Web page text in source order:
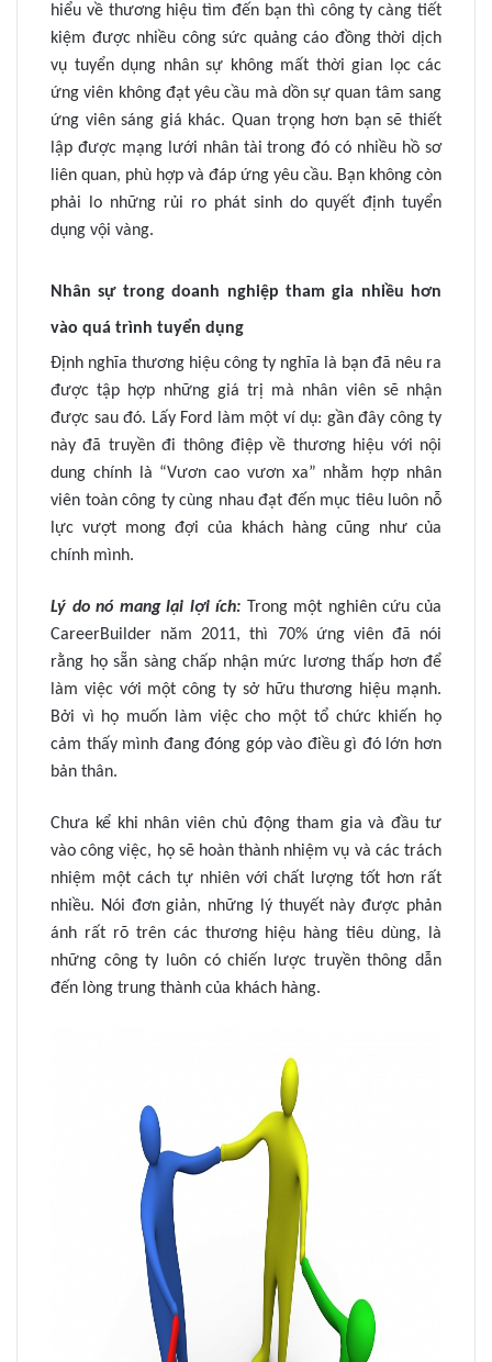
hiểu về thương hiệu tìm đến bạn thì công ty càng tiết
kiệm được nhiều công sức quảng cáo đồng thời dịch
vụ tuyển dụng nhân sự không mất thời gian lọc các
ứng viên không đạt yêu cầu mà dồn sự quan tâm sang
ứng viên sáng giá khác. Quan trọng hơn bạn sẽ thiết
lập được mạng lưới nhân tài trong đó có nhiều hồ sơ
liên quan, phù hợp và đáp ứng yêu cầu. Bạn không còn
phải lo những rủi ro phát sinh do quyết định tuyển
dụng vội vàng.
Nhân sự trong doanh nghiệp tham gia nhiều hơn
vào quá trình tuyển dụng
Định nghĩa thương hiệu công ty nghĩa là bạn đã nêu ra
được tập hợp những giá trị mà nhân viên sẽ nhận
được sau đó. Lấy Ford làm một ví dụ: gần đây công ty
này đã truyền đi thông điệp về thương hiệu với nội
dung chính là “Vươn cao vươn xa” nhằm hợp nhân
viên toàn công ty cùng nhau đạt đến mục tiêu luôn nỗ
lực vượt mong đợi của khách hàng cũng như của
chính mình.
Lý do nó mang lại lợi ích: Trong một nghiên cứu của
CareerBuilder năm 2011, thì 70% ứng viên đã nói
rằng họ sẵn sàng chấp nhận mức lương thấp hơn để
làm việc với một công ty sở hữu thương hiệu mạnh.
Bởi vì họ muốn làm việc cho một tổ chức khiến họ
cảm thấy mình đang đóng góp vào điều gì đó lớn hơn
bản thân.
Chưa kể khi nhân viên chủ động tham gia và đầu tư
vào công việc, họ sẽ hoàn thành nhiệm vụ và các trách
nhiệm một cách tự nhiên với chất lượng tốt hơn rất
nhiều. Nói đơn giản, những lý thuyết này được phản
ánh rất rõ trên các thương hiệu hàng tiêu dùng, là
những công ty luôn có chiến lược truyền thông dẫn
đến lòng trung thành của khách hàng.